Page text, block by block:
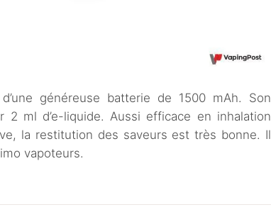
généreuse batterie de 1500 mAh. Son
2 ml d’e-liquide. Aussi efficace en inhalation
la restitution des saveurs est très bonne. Il
vapoteurs.